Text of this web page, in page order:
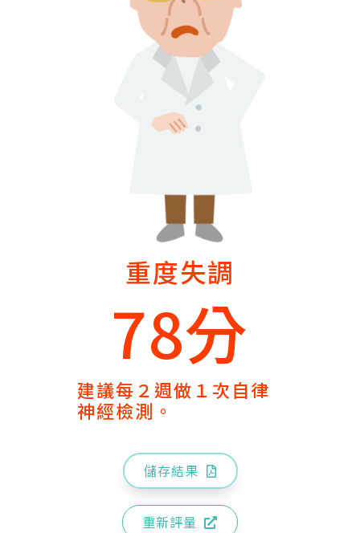
重度失調
78分
建議每２週做１次自律
神經檢測。
儲存結果
重新評量